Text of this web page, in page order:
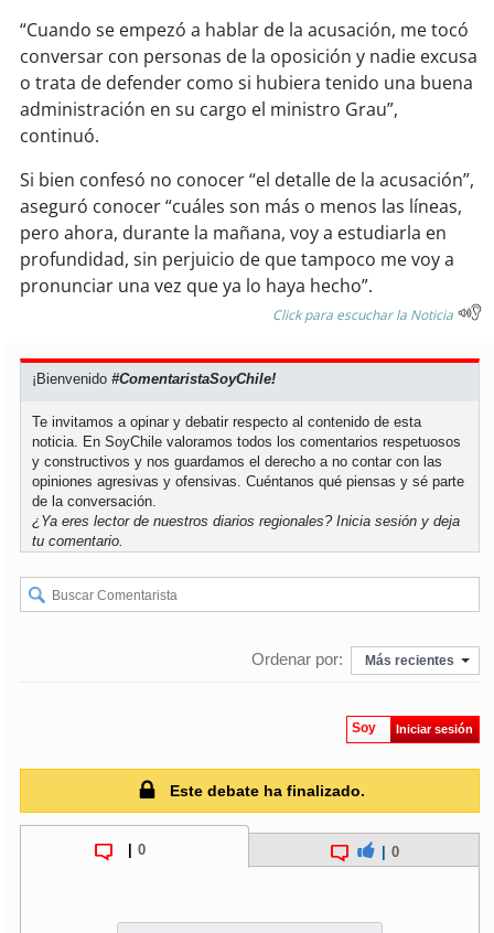
soyosorno
soy puertomontt
soychiloé
“Cuando se empezó a hablar de la acusación, me tocó
conversar con personas de la oposición y nadie excusa
o trata de defender como si hubiera tenido una buena
administración en su cargo el ministro Grau”,
continuó.
Si bien confesó no conocer “el detalle de la acusación”,
aseguró conocer “cuáles son más o menos las líneas,
pero ahora, durante la mañana, voy a estudiarla en
profundidad, sin perjuicio de que tampoco me voy a
pronunciar una vez que ya lo haya hecho”.
Click para escuchar la Noticia
¡Bienvenido#ComentaristaSoyChile!
Te invitamos a opinar y debatir respecto al contenido de esta
noticia. En SoyChile valoramos todos los comentarios respetuosos
y constructivos y nos guardamos el derecho a no contar con las
opiniones agresivas y ofensivas. Cuéntanos qué piensas y sé parte
de la conversación.
¿Ya eres lector de nuestros diarios regionales?Inicia sesión y deja
tu comentario.
Ordenar por: Más recientes
Soy Iniciar sesión
Este debate ha finalizado.
0 0